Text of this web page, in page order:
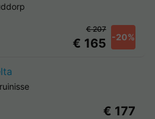
€ 165 -20%
€ 207
€ 177